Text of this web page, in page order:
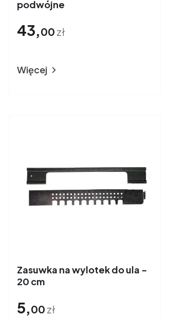
podwójne
43,00 zł
Więcej
Zasuwka na wylotek do ula -
20 cm
5,00 zł